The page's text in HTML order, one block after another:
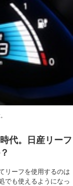
代。日産リーフ
リーフを使用するのは
でも使えるようになっ